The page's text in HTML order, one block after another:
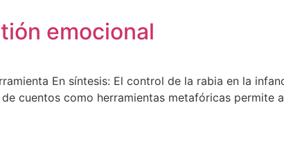
emocional
En síntesis: El control de la rabia en la
cuentos como herramientas metafóricas permite